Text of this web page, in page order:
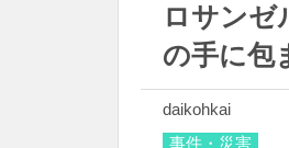
ロサンゼ
の手に包
daikohkai
事件・災害